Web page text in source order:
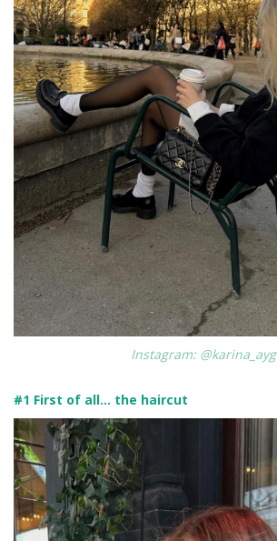
Instagram: @karina_ayg
#1 First of all… the haircut